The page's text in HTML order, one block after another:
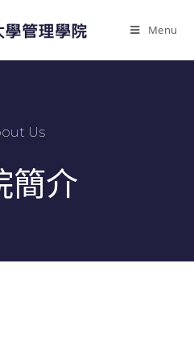
Menu
Us
簡介